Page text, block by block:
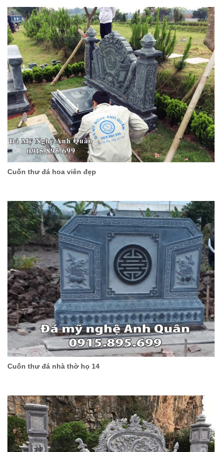
Cuốn thư đá hoa viên đẹp
Cuốn thư đá nhà thờ họ 14